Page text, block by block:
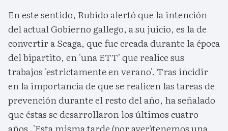
En este sentido, Rubido alertó que la intención
del actual Gobierno gallego, a su juicio, es la de
convertir a Seaga, que fue creada durante la época
del bipartito, en 'una ETT' que realice sus
trabajos 'estrictamente en verano'. Tras incidir
en la importancia de que se realicen las tareas de
prevención durante el resto del año, ha señalado
que éstas se desarrollaron los últimos cuatro